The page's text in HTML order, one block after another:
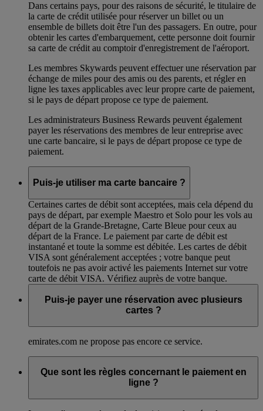
Dans certains pays, pour des raisons de sécurité, le titulaire de
la carte de crédit utilisée pour réserver un billet ou un
ensemble de billets doit être l'un des passagers. En outre, pour
obtenir les cartes d'embarquement, cette personne doit fournir
sa carte de crédit au comptoir d'enregistrement de l'aéroport.
Les membres Skywards peuvent effectuer une réservation par
échange de miles pour des amis ou des parents, et régler en
ligne les taxes applicables avec leur propre carte de paiement,
si le pays de départ propose ce type de paiement.
Les administrateurs Business Rewards peuvent également
payer les réservations des membres de leur entreprise avec
une carte bancaire, si le pays de départ propose ce type de
paiement.
Puis-je utiliser ma carte bancaire ?
Certaines cartes de débit sont acceptées, mais cela dépend du
pays de départ, par exemple Maestro et Solo pour les vols au
départ de la Grande-Bretagne, Carte Bleue pour ceux au
départ de la France. Le paiement par carte de débit est
instantané et toute la somme est débitée. Les cartes de débit
VISA sont généralement acceptées ; votre banque peut
toutefois ne pas avoir activé les paiements Internet sur votre
carte de débit VISA. Vérifiez auprès de votre banque.
Puis-je payer une réservation avec plusieurs
cartes ?
emirates.com ne propose pas encore ce service.
Que sont les règles concernant le paiement en
ligne ?